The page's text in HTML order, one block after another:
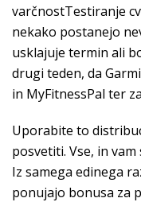
varčnostTestiranje
nekako postanejo
usklajuje termin ali
drugi teden, da
in MyFitnessPal ter
Uporabite to
posvetiti. Vse, in
Iz samega edinega
ponujajo bonusa za